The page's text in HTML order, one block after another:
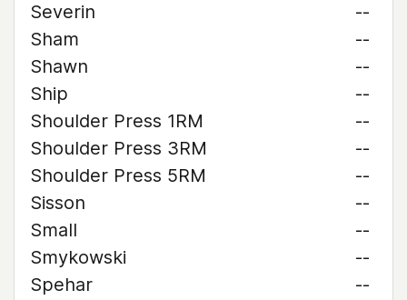
Severin
--
Sham
--
Shawn
--
Ship
--
Shoulder Press 1RM
--
Shoulder Press 3RM
--
Shoulder Press 5RM
--
Sisson
--
Small
--
Smykowski
--
Spehar
--